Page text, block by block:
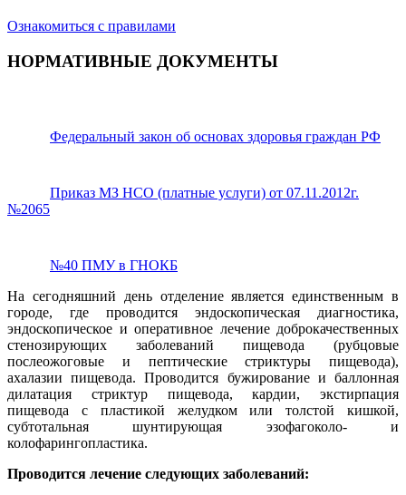
Ознакомиться с правилами
НОРМАТИВНЫЕ ДОКУМЕНТЫ
Федеральный закон об основах здоровья граждан РФ
Приказ МЗ НСО (платные услуги) от 07.11.2012г.
№2065
№40 ПМУ в ГНОКБ
На сегодняшний день отделение является единственным в
городе, где проводится эндоскопическая диагностика,
эндоскопическое и оперативное лечение доброкачественных
стенозирующих заболеваний пищевода (рубцовые
послеожоговые и пептические стриктуры пищевода),
ахалазии пищевода. Проводится бужирование и баллонная
дилатация стриктур пищевода, кардии, экстирпация
пищевода с пластикой желудком или толстой кишкой,
субтотальная шунтирующая эзофагоколо- и
колофарингопластика.
Проводится лечение следующих заболеваний: